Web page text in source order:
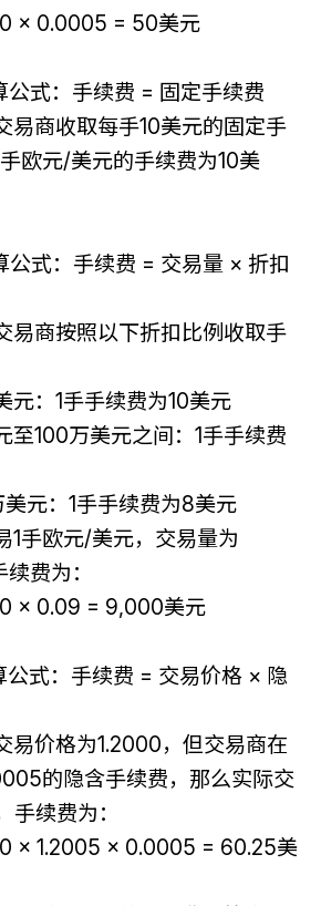
× 0.0005 = 50美元
公式：手续费 = 固定手续费
易商收取每手10美元的固定手
欧元/美元的手续费为10美
公式：手续费 = 交易量 × 折扣
易商按照以下折扣比例收取手
元：1手手续费为10美元
至100万美元之间：1手手续费
元：1手手续费为8美元
1手欧元/美元，交易量为
费为：
× 0.09 = 9,000美元
公式：手续费 = 交易价格 × 隐
易价格为1.2000，但交易商在
的隐含手续费，那么实际交
续费为：
× 1.2005 × 0.0005 = 60.25美